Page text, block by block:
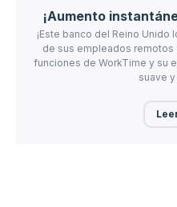
¡Aumento
¡Este banco del Reino
de sus empleados remotos
funciones de WorkTime y su
suave